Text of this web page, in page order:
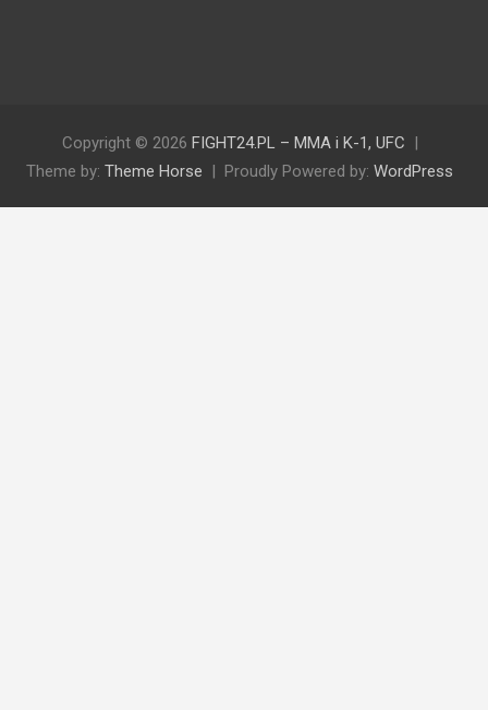
Copyright © 2026 FIGHT24.PL – MMA i K-1, UFC
Theme by: Theme Horse Proudly Powered by: WordPress